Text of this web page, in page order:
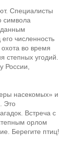
Специалисты
символа
данным
численность
во время
степных угодий.
России,
насекомых» и
Это
Встреча с
орлом
Берегите птиц!